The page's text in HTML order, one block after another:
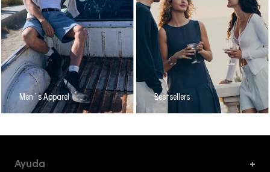
Men´s Apparel Bestsellers
Ayuda +